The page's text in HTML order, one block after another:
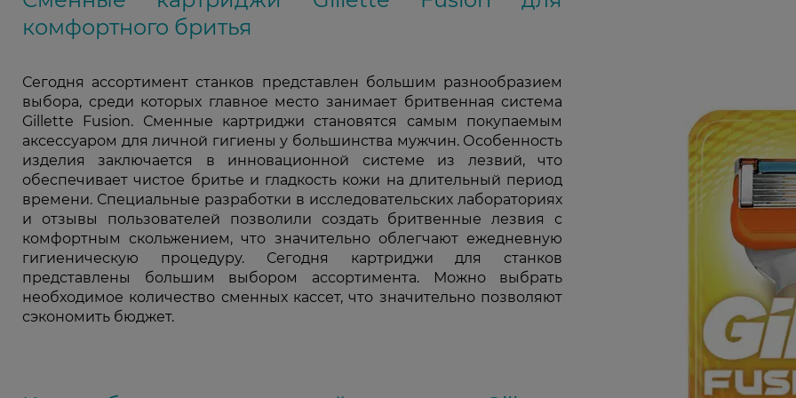
комфортного бритья
Сегодня ассортимент станков представлен большим разнообразием
выбора, среди которых главное место занимает бритвенная система
Gillette Fusion. Сменные картриджи становятся самым покупаемым
аксессуаром для личной гигиены у большинства мужчин. Особенность
изделия заключается в инновационной системе из лезвий, что
обеспечивает чистое бритье и гладкость кожи на длительный период
времени. Специальные разработки в исследовательских лабораториях
и отзывы пользователей позволили создать бритвенные лезвия с
комфортным скольжением, что значительно облегчают ежедневную
гигиеническую процедуру. Сегодня картриджи для станков
представлены большим выбором ассортимента. Можно выбрать
необходимое количество сменных кассет, что значительно позволяют
сэкономить бюджет.